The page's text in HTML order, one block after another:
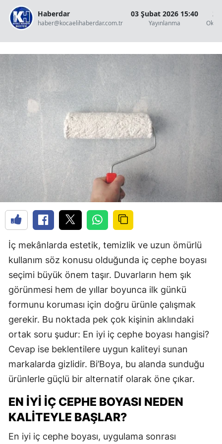
Haberdar
haber@kocaelihaberdar.com.tr
03 Şubat 2026 15:40
Yayınlanma
2
İç mekânlarda estetik, temizlik ve uzun ömürlü
kullanım söz konusu olduğunda iç cephe boyası
seçimi büyük önem taşır. Duvarların hem şık
görünmesi hem de yıllar boyunca ilk günkü
formunu koruması için doğru ürünle çalışmak
gerekir. Bu noktada pek çok kişinin aklındaki
ortak soru şudur: En iyi iç cephe boyası hangisi?
Cevap ise beklentilere uygun kaliteyi sunan
markalarda gizlidir. Bi’Boya, bu alanda sunduğu
ürünlerle güçlü bir alternatif olarak öne çıkar.
EN İYI İÇ CEPHE BOYASI NEDEN
KALITEYLE BAŞLAR?
En iyi iç cephe boyası, uygulama sonrası